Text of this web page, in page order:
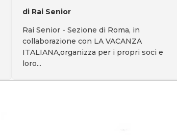
di Rai Senior
Rai Senior - Sezione di Roma, in
collaborazione con LA VACANZA
ITALIANA,organizza per i propri soci e
loro...